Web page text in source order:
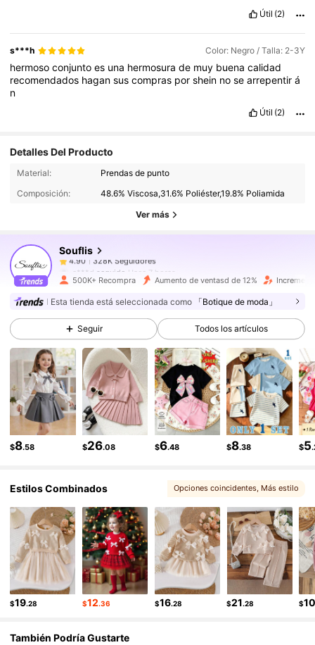
Útil (2)
s***h Color: Negro / Talla: 2-3Y
hermosoconjuntoes una hermosurade muy buenacalidad
recomendados hagansuscompras porshein nosearrepentirá
n
Útil (2)
Detalles Del Producto
Material:
Prendas de punto
Composición:
48.6% Viscosa,31.6% Poliéster,19.8% Poliamida
Ver más
Souflis
328K Seguidores
4.90
328K Seguidores
a***dseguidoHace 7 horas
4.90
328K Seguidores
4.90 328K Seguidores
4.90 328K Seguidores
4.90 328K Seguidores
4.90 328K Seguidores
4.90 328K Seguidores
500K+ Recompra Aumento de ventasd de 12%
Esta tienda está seleccionada como 「Botique de moda」
Seguir Todos los artículos
$8.58 $26.08 $6.48 $8.38 $5
Estilos Combinados Opciones coincidentes , Más estilo
$19.28 $12.36 $16.28 $21.28 $
También Podría Gustarte